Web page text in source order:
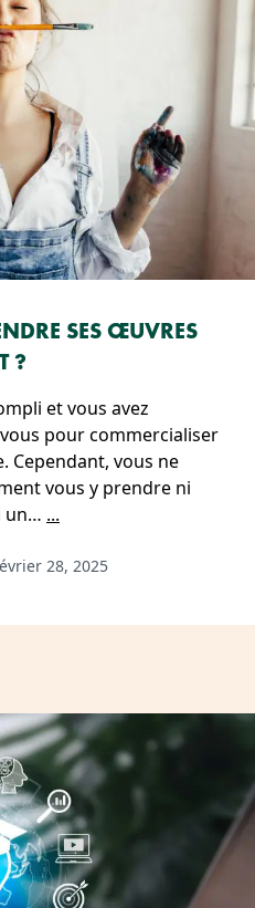
SES ŒUVRES
?
et vous avez
pour commercialiser
Cependant, vous ne
vous y prendre ni
un… ...
28, 2025